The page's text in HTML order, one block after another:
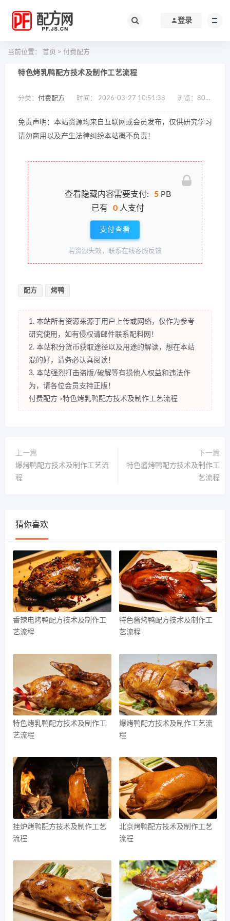
登录
当前位置： 首页 > 付费配方
特色烤乳鸭配方技术及制作工艺流程
分类： 付费配方 时间： 2026-03-27 10:51:38 浏览： 800
免责声明：本站资源均来自互联网或会员发布，仅供研究学习
请勿商用以及产生法律纠纷本站概不负责！
查看隐藏内容需要支付: 5PB
已有
0 人支付
支付查看
若资源失效，联系在线客服反馈
配方 烤鸭
1. 本站所有资源来源于用户上传或网络，仅作为参考
研究使用，如有侵权请邮件联系配料网！
2. 本站积分货币获取途径以及用途的解读，想在本站
混的好，请务必认真阅读！
3. 本站强烈打击盗版/破解等有损他人权益和违法作
为，请各位会员支持正版！
付费配方 >特色烤乳鸭配方技术及制作工艺流程
上一篇
爆烤鸭配方技术及制作工艺流
程
下一篇
特色酱烤鸭配方技术及制作工
艺流程
猜你喜欢
香辣电烤鸭配方技术及制作工
艺流程
特色酱烤鸭配方技术及制作工
艺流程
特色烤乳鸭配方技术及制作工
艺流程
爆烤鸭配方技术及制作工艺流
程
挂炉烤鸭配方技术及制作工艺
流程
北京烤鸭配方技术及制作工艺
流程